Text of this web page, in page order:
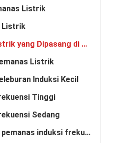
Listrik
Listrik
Ketel Listrik yang Dipasang di Dinding
Listrik
Induksi Kecil
Tinggi
Sedang
peralatan pemanas induksi frekuensi tinggi